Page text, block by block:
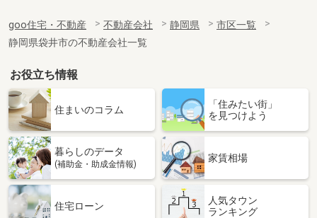
goo住宅・不動産 不動産会社 静岡県
市区一覧
静岡県袋井市の不動産会社一覧
お役立ち情報
住まいのコラム
「住みたい街」
を見つけよう
暮らしのデータ
(補助金・助成金情報)
家賃相場
住宅ローン
人気タウン
ランキング